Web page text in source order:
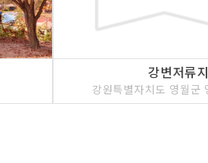
강변저류
강원특별자치도 영월군